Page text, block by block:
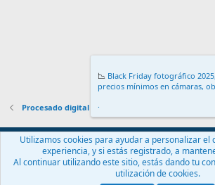
Procesado digital
Español (ES)
Contáctanos
Términos y reglas Política de
📉 Black Friday fotográfico
precios mínimos en cámaras,
.
Utilizamos cookies para ayudar a personalizar el
experiencia, y si estás registrado, a
Al continuar utilizando este sitio, estás dando tu
utilización de cookies.